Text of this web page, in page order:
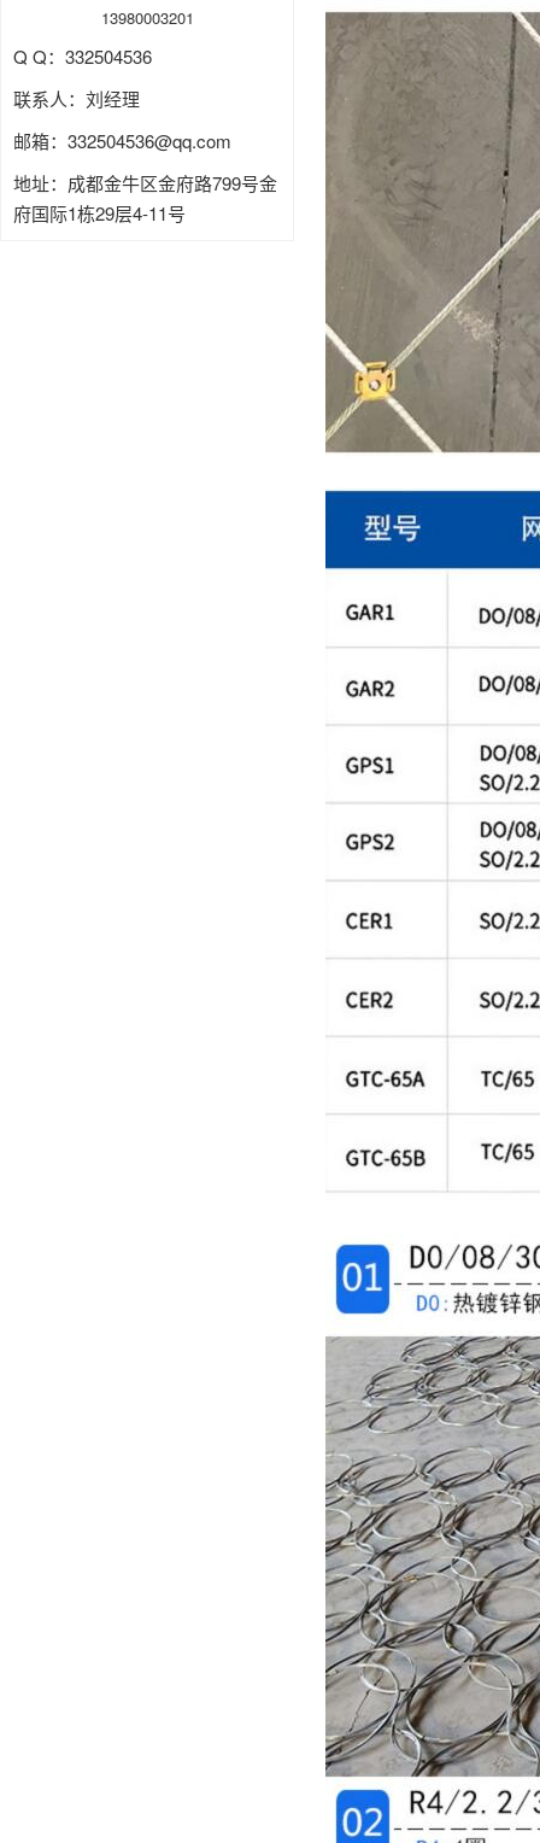
13980003201
Q Q：332504536
联系人：刘经理
邮箱： 332504536@qq.com
地址：成都金牛区金府路799号金
府国际1栋29层4-11号